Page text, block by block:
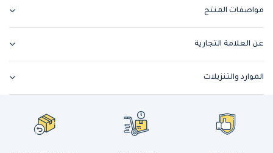
مواصفات المنتج
عن العلامة التجارية
الموارد والتنزيلات